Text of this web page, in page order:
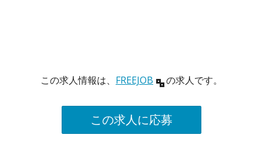
この求人情報は、 FREEJOB の求人です。
この求人に応募